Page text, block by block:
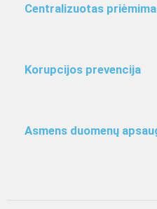
Centralizuotas
Korupcijos prevencija
Asmens duomenų